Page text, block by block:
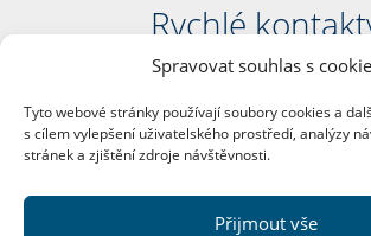
Spravovat souhlas s
Tyto webové stránky používají soubory cookies a
s cílem vylepšení uživatelského prostředí, analýzy
stránek a zjištění zdroje návštěvnosti.
Přijmout vše
Rychlé
Filozofická fakulta
nám. Jana Palacha 1/2
116 38 Praha 1
DIČ: CZ00216208